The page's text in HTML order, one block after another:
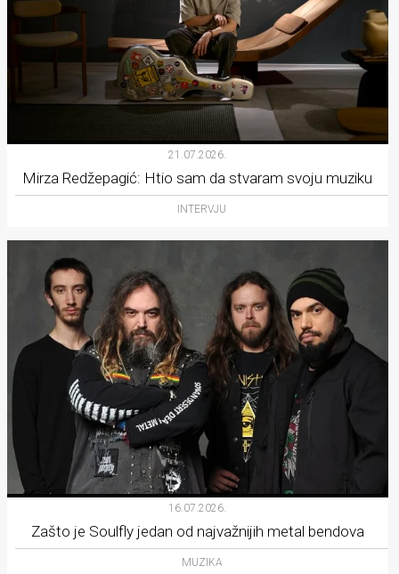
21.07.2026.
Mirza Redžepagić: Htio sam da stvaram svoju muziku
INTERVJU
16.07.2026.
Zašto je Soulfly jedan od najvažnijih metal bendova
MUZIKA